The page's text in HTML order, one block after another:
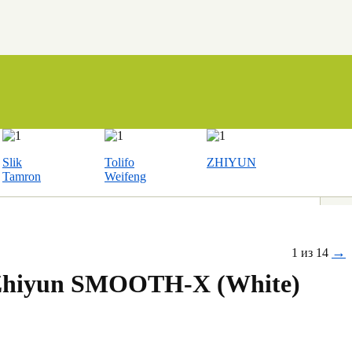
Slik
Tamron
Tolifo
Weifeng
ZHIYUN
1 из 14 →
SMOOTH-X (White)